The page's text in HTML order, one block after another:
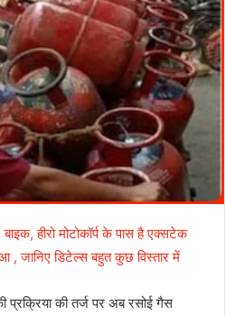
हीरो मोटोकॉर्प के पास है एक्सटेक
, जानिए डिटेल्स बहुत कुछ विस्तार में
की तर्ज पर अब रसोई गैस